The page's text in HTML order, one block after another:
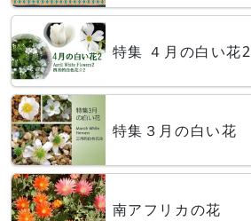
特集 ４月の白い花2
特集３月の白い花
南アフリカの花